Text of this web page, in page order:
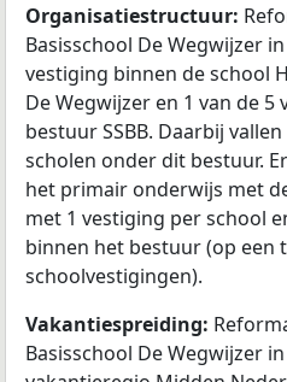
Organisatiestructuur:
Basisschool De Wegwijzer
vestiging binnen de school
De Wegwijzer en 1 van de
bestuur SSBB. Daarbij
scholen onder dit bestuur.
het primair onderwijs met
met 1 vestiging per school
binnen het bestuur (op een
schoolvestigingen).
Vakantiespreiding:
Basisschool De Wegwijzer